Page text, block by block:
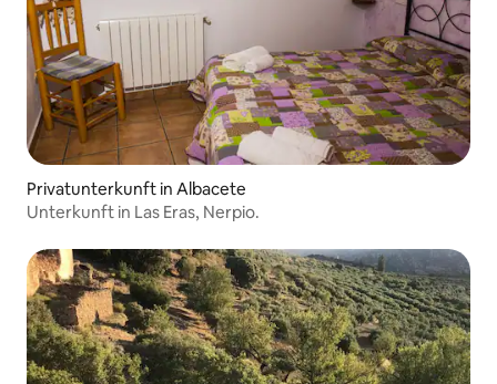
Privatunterkunft in Albacete
Unterkunft in Las Eras, Nerpio.